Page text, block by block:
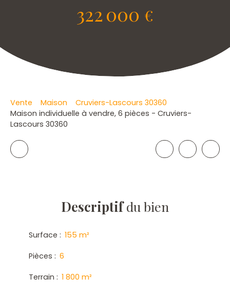
322 000 €
Vente Maison
Cruviers-Lascours 30360
Maison individuelle à vendre, 6 pièces - Cruviers-
Lascours 30360
Descriptifdu bien
Surface : 155 m²
Pièces : 6
Terrain : 1 800 m²